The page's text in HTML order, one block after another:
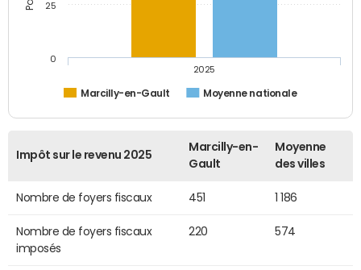
Marcilly-en-Gault Moyenne nationale
2025
0
25
Impôt sur le revenu 2025
Marcilly-en-
Gault
Moyenne
des villes
Nombre de foyers fiscaux 451 1 186
Nombre de foyers fiscaux
imposés
220 574